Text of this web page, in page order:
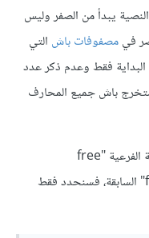
يبدأ من الصفر وليس
فيمصفوفات باش التي
البداية فقط وعدم ذكر عدد
باش جميع المحارف
على سبيل المثال إذا أردنا استخراج السلسلة الفرعية "free
operating system" من السلسلة "foss" السابقة، فسنحدد فقط